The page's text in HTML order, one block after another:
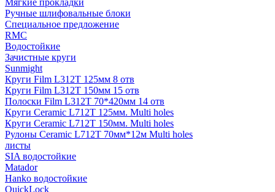
Мягкие прокладки
Ручные шлифовальные блоки
Специальное предложение
RMC
Водостойкие
Зачистные круги
Sunmight
Круги Film L312T 125мм 8 отв
Круги Film L312T 150мм 15 отв
Полоски Film L312T 70*420мм 14 отв
Круги Ceramic L712T 125мм. Multi holes
Круги Ceramic L712T 150мм. Multi holes
Рулоны Ceramic L712T 70мм*12м Multi holes
листы
SIA водостойкие
Matador
Hanko водостойкие
QuickLock